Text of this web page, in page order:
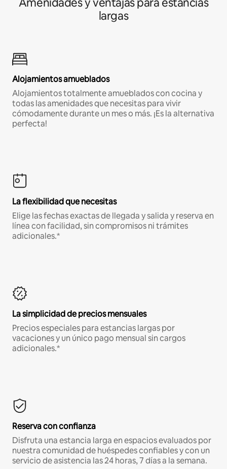
largas
Alojamientos amueblados
Alojamientos totalmente amueblados con cocina y
todas las amenidades que necesitas para vivir
cómodamente durante un mes o más. ¡Es la alternativa
perfecta!
La flexibilidad que necesitas
Elige las fechas exactas de llegada y salida y reserva en
línea con facilidad, sin compromisos ni trámites
adicionales.*
La simplicidad de precios mensuales
Precios especiales para estancias largas por
vacaciones y un único pago mensual sin cargos
adicionales.*
Reserva con confianza
Disfruta una estancia larga en espacios evaluados por
nuestra comunidad de huéspedes confiables y con un
servicio de asistencia las 24 horas, 7 días a la semana.